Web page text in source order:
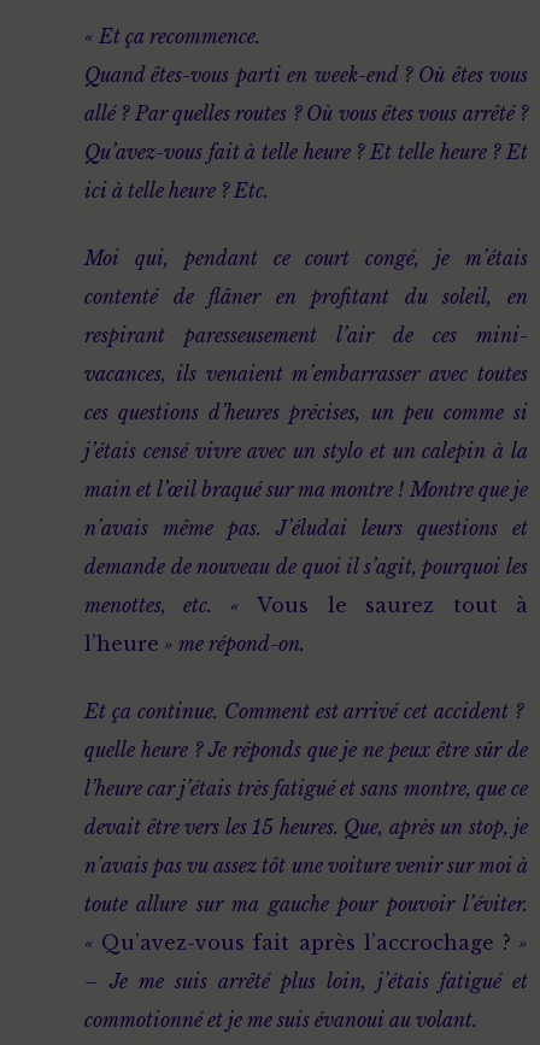
« Et ça recommence.
Quand êtes-vous parti en week-end ? Où êtes vous
allé ? Par quelles routes ? Où vous êtes vous arrêté ?
Qu’avez-vous fait à telle heure ? Et telle heure ? Et
ici à telle heure ? Etc.
Moi qui, pendant ce court congé, je m’étais
contenté de flâner en profitant du soleil, en
respirant paresseusement l’air de ces mini-
vacances, ils venaient m’embarrasser avec toutes
ces questions d’heures précises, un peu comme si
j’étais censé vivre avec un stylo et un calepin à la
main et l’œil braqué sur ma montre ! Montre que je
n’avais même pas. J’éludai leurs questions et
demande de nouveau de quoi il s’agit, pourquoi les
menottes, etc. «Vous le saurez tout à
l’heure » me répond-on.
Et ça continue. Comment est arrivé cet accident ?
quelle heure ? Je réponds que je ne peux être sûr de
l’heure car j’étais très fatigué et sans montre, que ce
devait être vers les 15 heures. Que, après un stop, je
n’avais pas vu assez tôt une voiture venir sur moi à
toute allure sur ma gauche pour pouvoir l’éviter.
« Qu’avez-vous fait après l’accrochage ? »
– Je me suis arrêté plus loin, j’étais fatigué et
commotionné et je me suis évanoui au volant.